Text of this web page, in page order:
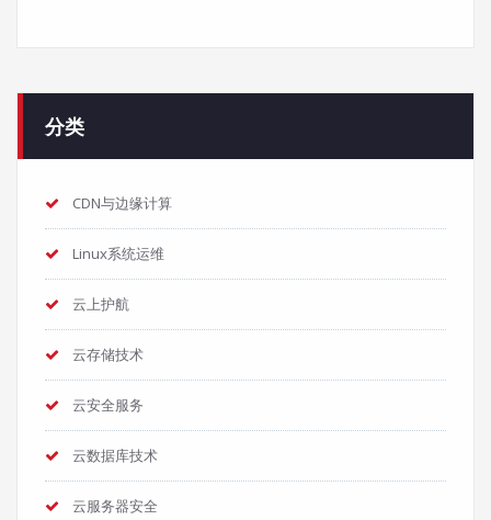
分类
CDN与边缘计算
Linux系统运维
云上护航
云存储技术
云安全服务
云数据库技术
云服务器安全